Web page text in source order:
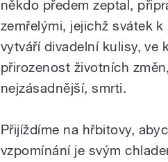
někdo předem zeptal,
zemřelými, jejichž svátek
vytváří divadelní kulisy, ve
přirozenost životních
nejzásadnější, smrti.
Přijíždíme na hřbitovy,
vzpomínání je svým